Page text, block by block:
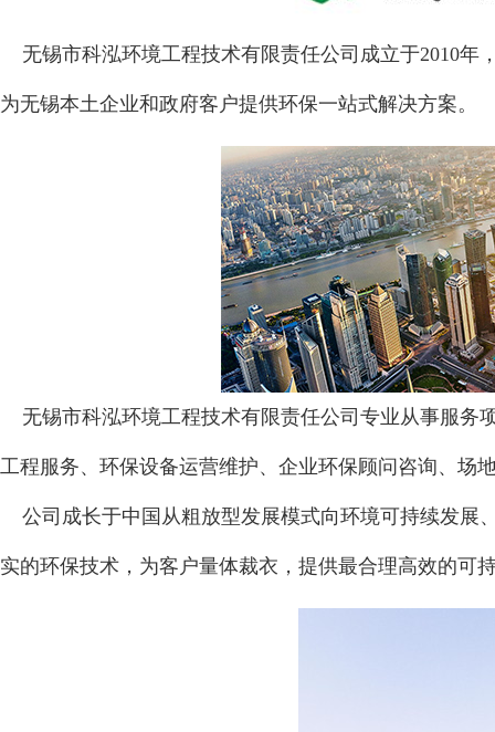
无锡市科泓环境工程技术有限责任公司 成立于2010年
为无锡本土企业和政府客户提供环保一站式解决方案。
无锡市科泓环境工程技术有限责任公司专业从事服务
工程服务、环保设备运营维护、企业环保顾问咨询、场
公司成长于中国从粗放型发展模式向环境可持续发展
实的环保技术，为客户量体裁衣，提供最合理高效的可